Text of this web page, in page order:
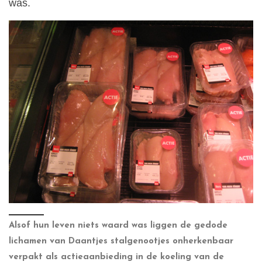
was.
Alsof hun leven niets waard was liggen de gedode
lichamen van Daantjes stalgenootjes onherkenbaar
verpakt als actieaanbieding in de koeling van de